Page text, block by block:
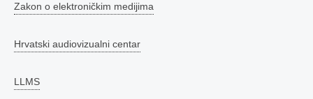
Zakon o elektroničkim medijima
Hrvatski audiovizualni centar
LLMS